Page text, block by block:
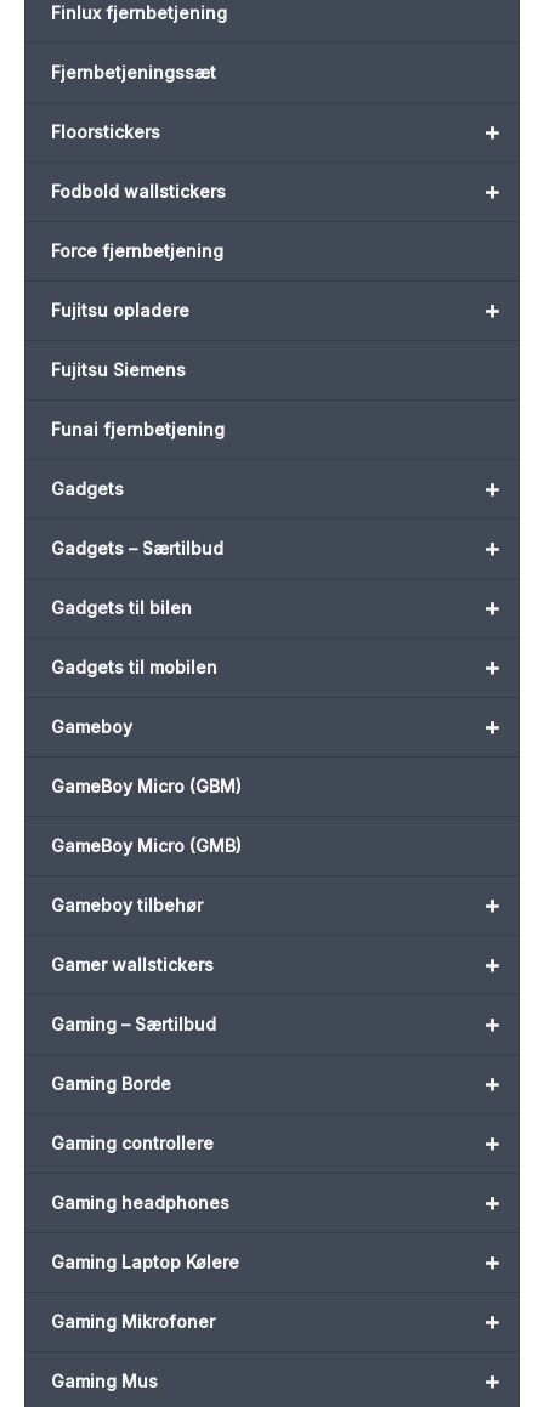
Finlux fjernbetjening
Fjernbetjeningssæt
+
Floorstickers
+
Fodbold wallstickers
Force fjernbetjening
+
Fujitsu opladere
Fujitsu Siemens
Funai fjernbetjening
+
Gadgets
+
Gadgets – Særtilbud
+
Gadgets til bilen
+
Gadgets til mobilen
+
Gameboy
GameBoy Micro (GBM)
GameBoy Micro (GMB)
+
Gameboy tilbehør
+
Gamer wallstickers
+
Gaming – Særtilbud
+
Gaming Borde
+
Gaming controllere
+
Gaming headphones
+
Gaming Laptop Kølere
+
Gaming Mikrofoner
+
Gaming Mus